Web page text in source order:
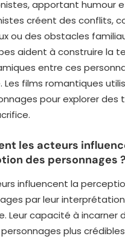
apportant humour
créent des conflits,
ou des obstacles
aident à construire la
entre ces
Les films romantiques
pour explorer des
les acteurs
des personnages ?
influencent la
par leur
Leur capacité à incarner
plus